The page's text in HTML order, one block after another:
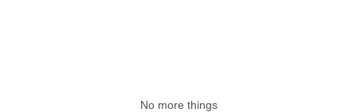
No more things